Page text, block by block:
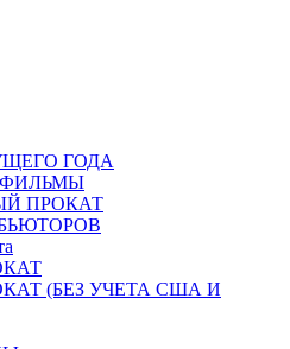
ГОДА
ПРОКАТ
(БЕЗ УЧЕТА США И